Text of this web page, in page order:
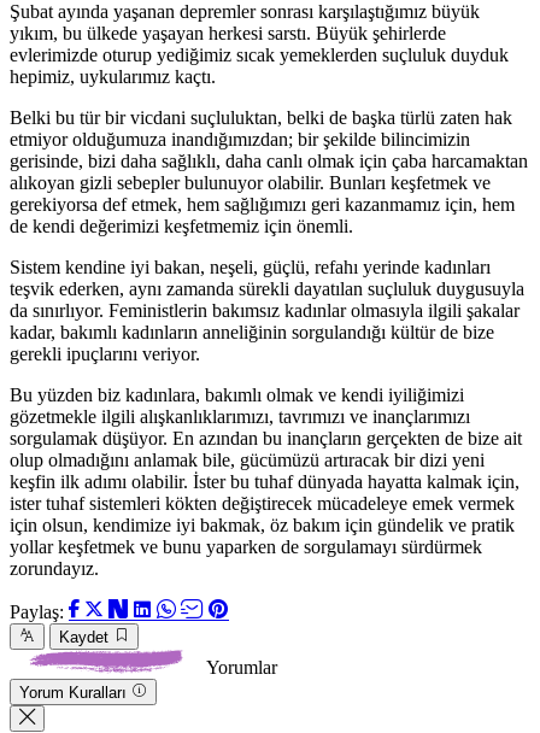
Şubat ayında yaşanan depremler sonrası karşılaştığımız büyük
yıkım, bu ülkede yaşayan herkesi sarstı. Büyük şehirlerde
evlerimizde oturup yediğimiz sıcak yemeklerden suçluluk duyduk
hepimiz, uykularımız kaçtı.
Belki bu tür bir vicdani suçluluktan, belki de başka türlü zaten hak
etmiyor olduğumuza inandığımızdan; bir şekilde bilincimizin
gerisinde, bizi daha sağlıklı, daha canlı olmak için çaba harcamaktan
alıkoyan gizli sebepler bulunuyor olabilir. Bunları keşfetmek ve
gerekiyorsa def etmek, hem sağlığımızı geri kazanmamız için, hem
de kendi değerimizi keşfetmemiz için önemli.
Sistem kendine iyi bakan, neşeli, güçlü, refahı yerinde kadınları
teşvik ederken, aynı zamanda sürekli dayatılan suçluluk duygusuyla
da sınırlıyor. Feministlerin bakımsız kadınlar olmasıyla ilgili şakalar
kadar, bakımlı kadınların anneliğinin sorgulandığı kültür de bize
gerekli ipuçlarını veriyor.
Bu yüzden biz kadınlara, bakımlı olmak ve kendi iyiliğimizi
gözetmekle ilgili alışkanlıklarımızı, tavrımızı ve inançlarımızı
sorgulamak düşüyor. En azından bu inançların gerçekten de bize ait
olup olmadığını anlamak bile, gücümüzü artıracak bir dizi yeni
keşfin ilk adımı olabilir. İster bu tuhaf dünyada hayatta kalmak için,
ister tuhaf sistemleri kökten değiştirecek mücadeleye emek vermek
için olsun, kendimize iyi bakmak, öz bakım için gündelik ve pratik
yollar keşfetmek ve bunu yaparken de sorgulamayı sürdürmek
zorundayız.
Paylaş:
Kaydet
Yorumlar
Yorum Kuralları